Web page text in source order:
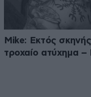
Mike: Εκτός
τροχαίο ατύχημα